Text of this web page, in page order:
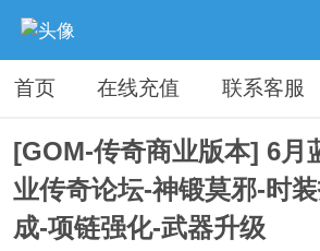
› 传奇论坛最新商业版本区 › 开区版本
首页 在线充值 联系客服
[GOM-传奇商业版本] 6月
业传奇论坛-神锻莫邪-时
成-项链强化-武器升级